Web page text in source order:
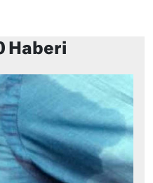
Haberi